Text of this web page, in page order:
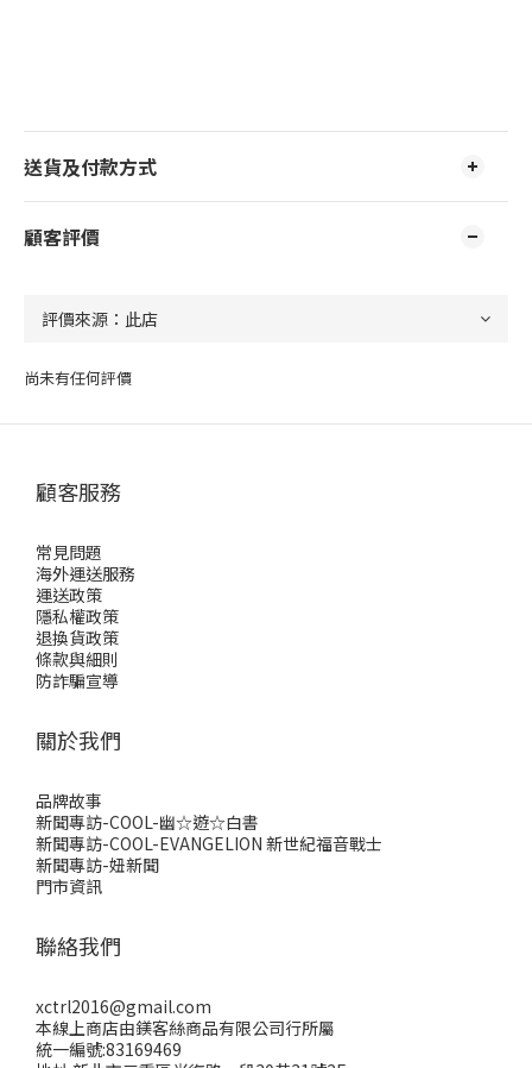
送貨及付款方式
顧客評價
尚未有任何評價
顧客服務
常見問題
海外運送服務
運送政策
隱私權政策
退換貨政策
條款與細則
防詐騙宣導
關於我們
品牌故事
新聞專訪-COOL-幽☆遊☆白書
新聞專訪-COOL-EVANGELION 新世紀福音戰士
新聞專訪-妞新聞
門市資訊
聯絡我們
xctrl2016@gmail.com
本線上商店由鎂客絲商品有限公司行所屬
統一編號:83169469